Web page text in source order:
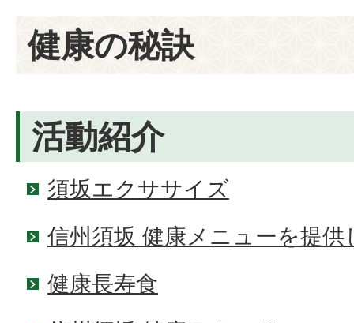
健康の秘訣
活動紹介
須坂エクササイズ
信州須坂 健康メニューを提供
健康長寿食